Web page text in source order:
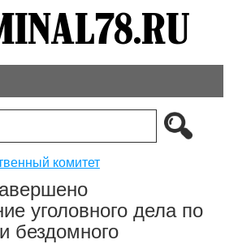
комитет
уголовного дела по
бездомного